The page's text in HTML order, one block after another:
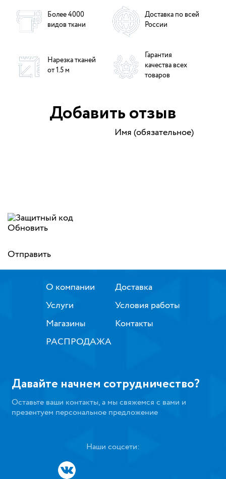
Более 4000
видов ткани
Доставка по всей
России
Нарезка тканей
от 1.5 м
Гарантия
качества всех
товаров
Добавить отзыв
Имя (обязательное)
Обновить
Отправить
О компании
Услуги
Магазины
РАСПРОДАЖА
Доставка
Условия работы
Контакты
Давайте начнем сотрудничество?
Оставьте ваши контакты, а мы свяжемся с вами и
презентуем персональное предложение
Наши соцсети: